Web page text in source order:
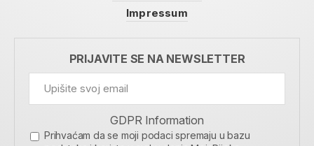
Impressum
PRIJAVITE SE NA NEWSLETTER
GDPR Information
Prihvaćam da se moji podaci spremaju u bazu